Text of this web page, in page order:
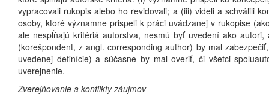
vypracovali rukopis alebo ho revidovali; a (iii) videli a schválili
osoby, ktoré významne prispeli k práci uvádzanej v rukopise
ale nespĺňajú kritériá autorstva, nesmú byť uvedení ako
(korešpondent, z angl. corresponding author) by mal
uvedenej definície) a súčasne by mal overiť, či všetci
uverejnenie.
Zverejňovanie a konflikty záujmov